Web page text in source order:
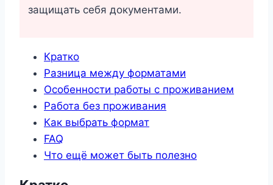
защищать себя документами.
Кратко
Разница между форматами
Особенности работы с проживанием
Работа без проживания
Как выбрать формат
FAQ
Что ещё может быть полезно